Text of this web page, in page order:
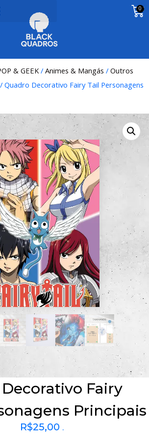
0
& GEEK/ Animes & Mangás / Outros
/ Quadro Decorativo Fairy Tail Personagens
Fairy
Principais
R$25,00 .